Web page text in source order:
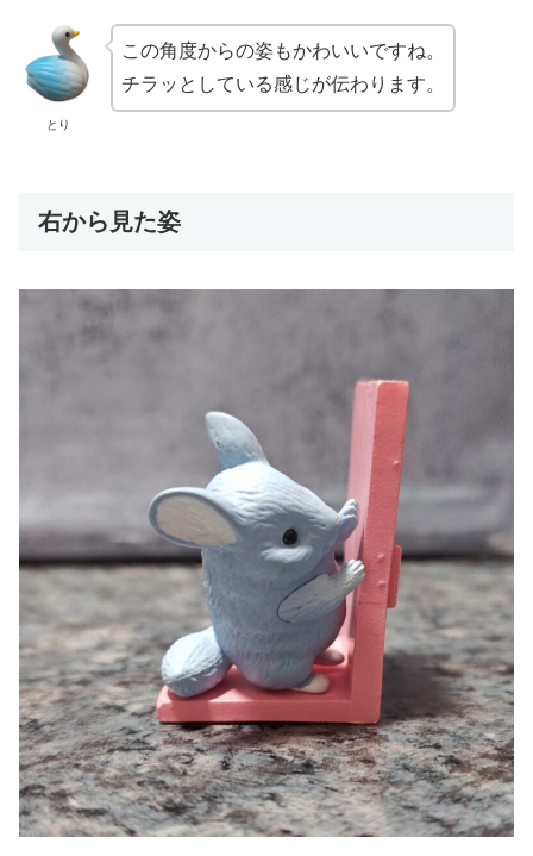
とり
この角度からの姿もかわいいですね。
チラッとしている感じが伝わります。
右から見た姿